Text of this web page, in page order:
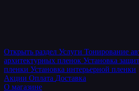
Открыть раздел Услуги Тонирование
архитектурных пленок Установка
пленки Установка интерьерной пленки
Акции Оплата Доставка
О магазине